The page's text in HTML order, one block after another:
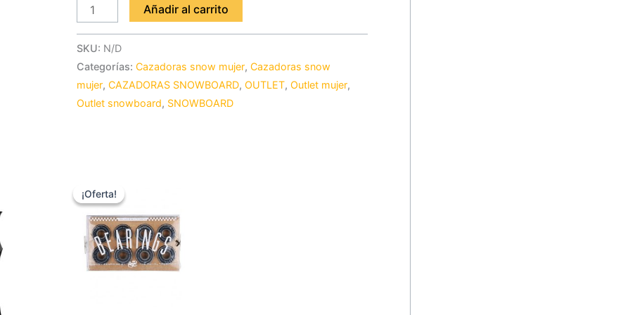
Añadir al carrito
SKU: N/D
Categorías:Cazadoras snow mujer,Cazadoras snow
mujer,CAZADORAS SNOWBOARD,OUTLET,Outlet mujer,
Outlet snowboard, SNOWBOARD
€.
producto
múltiples
variantes.
¡Oferta!
¡Oferta!
original
era:
22,00 €.
es:
19,80 €.